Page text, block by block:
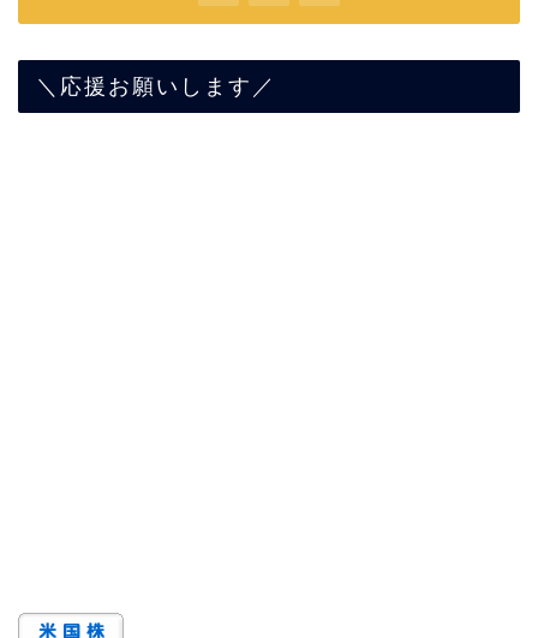
＼応援お願いします／